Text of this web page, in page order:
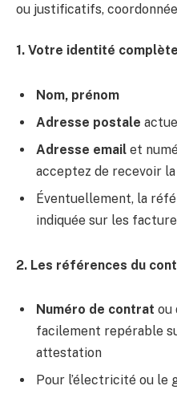
ou justificatifs,
1. Votre identité complète
Nom, prénom
Adresse postale
Adresse email et
acceptez de recevoir
Éventuellement, la
indiquée sur les
2. Les références du
Numéro de contrat ou
facilement repérable
attestation
Pour l’électricité ou le